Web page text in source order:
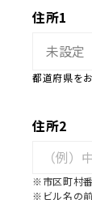
住所1
都道府県を
住所2
※市区町村
※ビル名の